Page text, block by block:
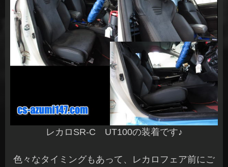
レカロSR-C UT100の装着です♪
色々なタイミングもあって、レカロフェア前にご